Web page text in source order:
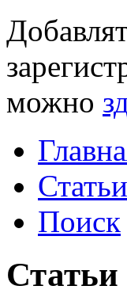
можно
Статьи
Поиск
Статьи